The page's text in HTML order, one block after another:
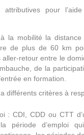
pour
la mobilité la distance
de plus de 60 km
retour entre le
de la
en formation.
différents critères à
: CDI, CDD ou CTT
période d’emploi